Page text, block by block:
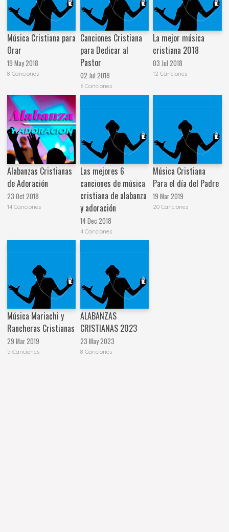
Música Cristiana para
Orar
19 May 2018
8 Canciones
Canciones Cristiana
para Dedicar al
Pastor
02 Jul 2018
6 Canciones
La mejor música
cristiana 2018
03 Jul 2018
12 Canciones
Alabanzas Cristianas
de Adoración
23 Oct 2018
14 Canciones
Las mejores 6
canciones de música
cristiana de alabanza
y adoración
14 Dec 2018
4 Canciones
Música Cristiana
Para el día del Padre
19 Mar 2019
20 Canciones
Música Mariachi y
Rancheras Cristianas
29 Mar 2019
5 Canciones
ALABANZAS
CRISTIANAS 2023
23 May 2023
8 Canciones